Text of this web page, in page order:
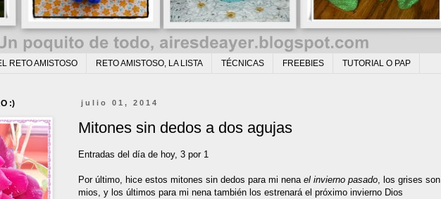
RETO AMISTOSO RETO AMISTOSO, LA LISTA TÉCNICAS FREEBIES TUTORIAL O PAP
julio 01, 2014
Mitones sin dedos a dos agujas
Entradas del día de hoy, 3 por 1
Por último, hice estos mitones sin dedos para mi nena el invierno pasado, los grises son
mios, y los últimos para mi nena también los estrenará el próximo invierno Dios
:)